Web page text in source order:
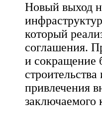
Новый выход
который
соглашения.
и сокращение
привлечения
заключаемого